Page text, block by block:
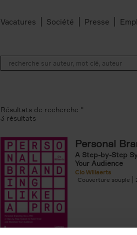
Vacatures Société Presse
Résultats de recherche ''
3 résultats
Personal
A Step-by-Step
Your Audience
Clo Willaerts
Couverture souple